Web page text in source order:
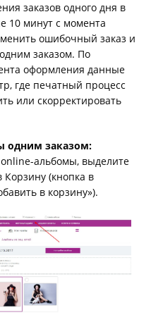
заказов одного дня в
10 минут с момента
ошибочный заказ и
заказом. По
оформления данные
где печатный процесс
или скорректировать
одним заказом:
альбомы, выделите
(кнопка в
в корзину»).